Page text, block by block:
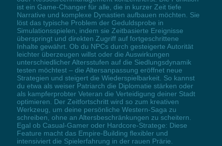
ist ein Game-Changer für alle, die in kurzer Zeit tiefe
Narrative und komplexe Dynastien aufbauen möchten. Sie
löst das typische Problem der Geduldsprobe in
Simulationsspielen, indem sie Zeitbasierte Ereignisse
überspringt und direkten Zugriff auf fortgeschrittene
Inhalte gewährt. Ob du NPCs durch gesteigerte Autorität
leichter überzeugen willst oder die Auswirkungen
unterschiedlicher Altersstufen auf die Siedlungsdynamik
testen möchtest – die Altersanpassung eröffnet neue
Strategien und steigert die Wiederspielbarkeit. So kannst
du etwa als weiser Patriarch die Diplomatie stärken oder
als kampferprobter Veteran die Verteidigung deiner Stadt
optimieren. Der Zeitfortschritt wird so zum kreativen
Werkzeug, um deine persönliche Western-Saga zu
schreiben, ohne an Altersbeschränkungen zu scheitern.
Egal ob Casual-Gamer oder Hardcore-Stratege: Diese
Feature macht das Empire-Building flexibler und
intensiviert die Spielerfahrung in der rauen Prärie.